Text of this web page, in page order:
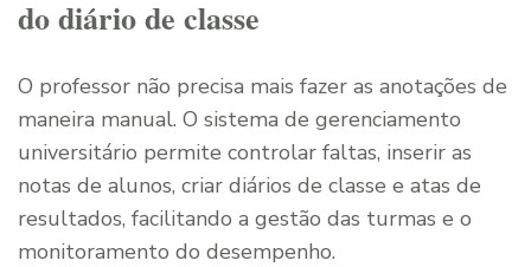
do diário de classe
O professor não precisa mais fazer as anotações de
maneira manual. O sistema de gerenciamento
universitário permite controlar faltas, inserir as
notas de alunos, criar diários de classe e atas de
resultados, facilitando a gestão das turmas e o
monitoramento do desempenho.